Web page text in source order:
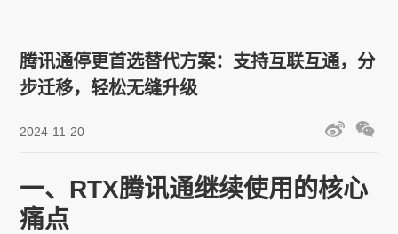
腾讯通停更首选替代方案：支持互联互通，分
步迁移，轻松无缝升级
2024-11-20
一、RTX腾讯通继续使用的核心
痛点